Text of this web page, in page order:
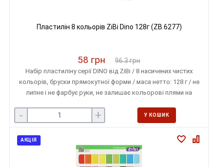
Пластилін 8 кольорів ZiBi Dino 128г (ZB.6277)
58 грн 96.3 грн
Набір пластиліну серії DINO від ZiBi / 8 насичених чистих
кольорів, бруски прямокутної форми / маса нетто: 128 г / не
липне і не фарбує руки, не залишає кольорові плями на
- + У КОШИК
АКЦІЯ